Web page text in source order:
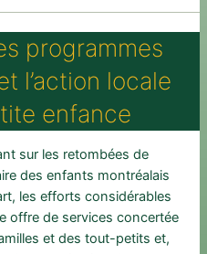
programmes
l’action locale
enfance
sur les retombées de
des enfants montréalais
les efforts considérables
offre de services concertée
et des tout-petits et,